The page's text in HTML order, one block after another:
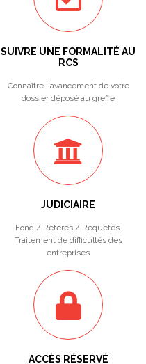
SUIVRE UNE FORMALITÉ AU
RCS
Connaître l'avancement de votre
dossier déposé au greffe
JUDICIAIRE
Fond / Référés / Requêtes.
Traitement de difficultés des
entreprises
ACCÈS RÉSERVÉ